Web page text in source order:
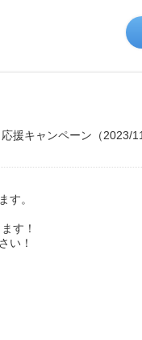
援キャンペーン（2023/
す。
す！
い！